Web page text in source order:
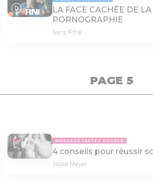
08:06
LA FACE CACHÉE DE LA
PORNOGRAPHIE
Sans Filtre
PAGE 5
MESSAGE TEXTE COUPLE
4 conseils pour réussir
Joyce Meyer